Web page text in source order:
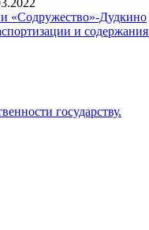
«Содружество»-Дудкино
и
государству.